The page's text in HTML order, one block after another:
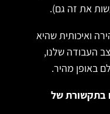
את זה גם).
ואיכותית שהיא
העבודה שלנו,
באופן מהיר.
בתקשורת של